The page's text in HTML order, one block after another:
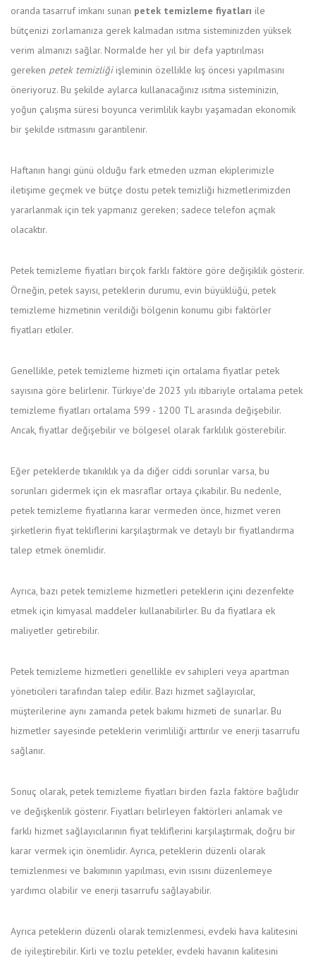
oranda tasarruf imkanı sunan petek temizleme fiyatları ile
bütçenizi zorlamanıza gerek kalmadan ısıtma sisteminizden yüksek
verim almanızı sağlar. Normalde her yıl bir defa yaptırılması
gereken petek temizliğiişleminin özellikle kış öncesi yapılmasını
öneriyoruz. Bu şekilde aylarca kullanacağınız ısıtma sisteminizin,
yoğun çalışma süresi boyunca verimlilik kaybı yaşamadan ekonomik
bir şekilde ısıtmasını garantilenir.
Haftanın hangi günü olduğu fark etmeden uzman ekiplerimizle
iletişime geçmek ve bütçe dostu petek temizliği hizmetlerimizden
yararlanmak için tek yapmanız gereken; sadece telefon açmak
olacaktır.
Petek temizleme fiyatları birçok farklı faktöre göre değişiklik gösterir.
Örneğin, petek sayısı, peteklerin durumu, evin büyüklüğü, petek
temizleme hizmetinin verildiği bölgenin konumu gibi faktörler
fiyatları etkiler.
Genellikle, petek temizleme hizmeti için ortalama fiyatlar petek
sayısına göre belirlenir. Türkiye'de 2023 yılı itibariyle ortalama petek
temizleme fiyatları ortalama 599 - 1200 TL arasında değişebilir.
Ancak, fiyatlar değişebilir ve bölgesel olarak farklılık gösterebilir.
Eğer peteklerde tıkanıklık ya da diğer ciddi sorunlar varsa, bu
sorunları gidermek için ek masraflar ortaya çıkabilir. Bu nedenle,
petek temizleme fiyatlarına karar vermeden önce, hizmet veren
şirketlerin fiyat tekliflerini karşılaştırmak ve detaylı bir fiyatlandırma
talep etmek önemlidir.
Ayrıca, bazı petek temizleme hizmetleri peteklerin içini dezenfekte
etmek için kimyasal maddeler kullanabilirler. Bu da fiyatlara ek
maliyetler getirebilir.
Petek temizleme hizmetleri genellikle ev sahipleri veya apartman
yöneticileri tarafından talep edilir. Bazı hizmet sağlayıcılar,
müşterilerine aynı zamanda petek bakımı hizmeti de sunarlar. Bu
hizmetler sayesinde peteklerin verimliliği arttırılır ve enerji tasarrufu
sağlanır.
Sonuç olarak, petek temizleme fiyatları birden fazla faktöre bağlıdır
ve değişkenlik gösterir. Fiyatları belirleyen faktörleri anlamak ve
farklı hizmet sağlayıcılarının fiyat tekliflerini karşılaştırmak, doğru bir
karar vermek için önemlidir. Ayrıca, peteklerin düzenli olarak
temizlenmesi ve bakımının yapılması, evin ısısını düzenlemeye
yardımcı olabilir ve enerji tasarrufu sağlayabilir.
Ayrıca peteklerin düzenli olarak temizlenmesi, evdeki hava kalitesini
de iyileştirebilir. Kirli ve tozlu petekler, evdeki havanın kalitesini